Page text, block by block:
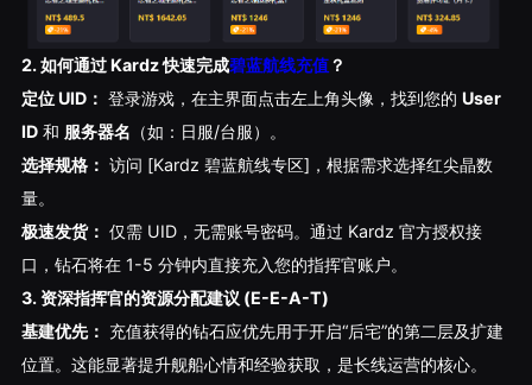
2. 如何通过 Kardz 快速完成碧蓝航线充值？
定位 UID： 登录游戏，在主界面点击左上角头像，找到您的 User
ID和 服务器名 （如：日服/台服）。
选择规格： 访问 [Kardz 碧蓝航线专区]，根据需求选择红尖晶数
量。
极速发货： 仅需 UID，无需账号密码。通过 Kardz 官方授权接
口，钻石将在 1-5 分钟内直接充入您的指挥官账户。
3. 资深指挥官的资源分配建议 (E-E-A-T)
基建优先： 充值获得的钻石应优先用于开启“后宅”的第二层及扩建
位置。这能显著提升舰船心情和经验获取，是长线运营的核心。